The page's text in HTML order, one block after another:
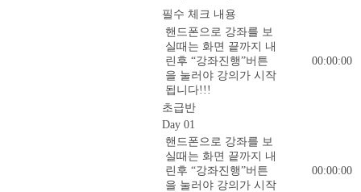
필수 체크 내용
핸드폰으로 강좌를 보
실때는 화면 끝까지 내
린후 “강좌진행”버튼
을 눌러야 강의가 시작
됩니다!!!
00:00:00
초급반
Day 01
핸드폰으로 강좌를 보
실때는 화면 끝까지 내
린후 “강좌진행”버튼
을 눌러야 강의가 시작
00:00:00